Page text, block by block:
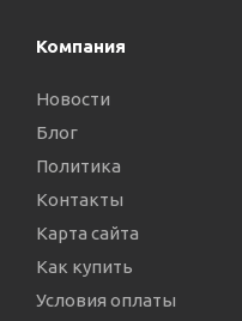
Компания
Новости
Блог
Политика
Контакты
Карта сайта
Как купить
Условия оплаты